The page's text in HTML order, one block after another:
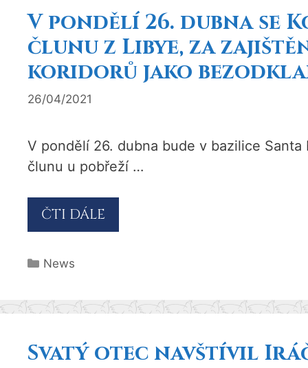
V pondělí 26. dubna se
člunu z Libye, za
koridorů jako
26/04/2021
V pondělí 26. dubna bude v bazilice
člunu u pobřeží …
ČTI DÁLE
Rubriky
News
Svatý otec navštívil